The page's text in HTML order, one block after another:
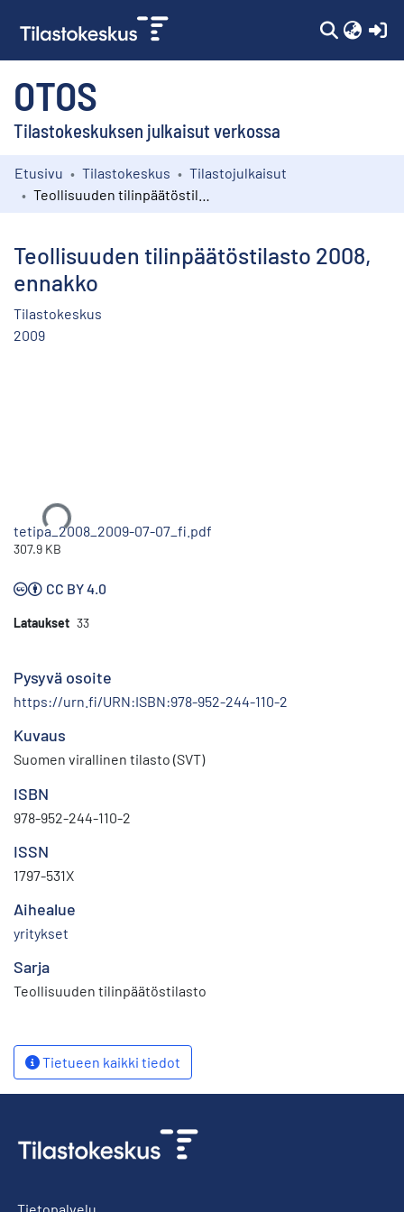
OTOS
Tilastokeskuksen julkaisut verkossa
Kokoelmat
Etusivu Tilastokeskus
Tilastojulkaisut
Teollisuuden tilinpäätöstilasto 2008,
ennakko
Tilastokeskus
2009
Ladataan...
tetipa_2008_2009-07-07_fi.pdf
307.9 KB
CC BY 4.0
Lataukset 33
Pysyvä osoite
https://urn.fi/URN:ISBN:978-952-244-110-2
Kuvaus
Suomen virallinen tilasto (SVT)
ISBN
978-952-244-110-2
ISSN
1797-531X
Aihealue
yritykset
Sarja
Teollisuuden tilinpäätöstilasto
Tietueen kaikki tiedot